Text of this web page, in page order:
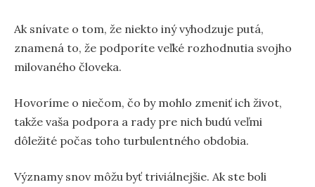
Ak snívate o tom, že niekto iný vyhodzuje putá,
znamená to, že podporíte veľké rozhodnutia svojho
milovaného človeka.
Hovoríme o niečom, čo by mohlo zmeniť ich život,
takže vaša podpora a rady pre nich budú veľmi
dôležité počas toho turbulentného obdobia.
Významy snov môžu byť triviálnejšie. Ak ste boli